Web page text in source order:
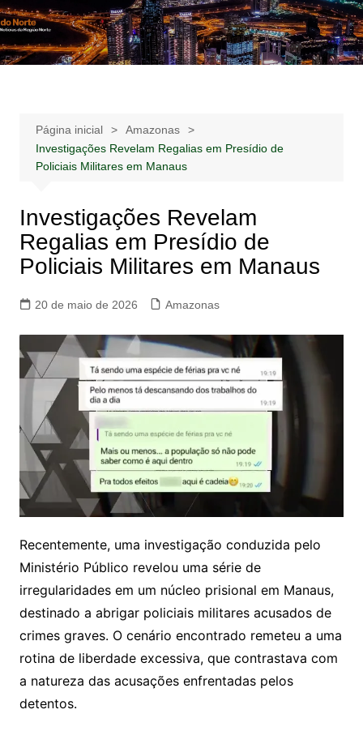
Ir
para
o
Notícias –
Publicidades –
Notícias – Publicidades – Anúncios
Página inicial
Amazonas
Investigações Revelam Regalias em Presídio de
Policiais Militares em Manaus
Investigações Revelam
Regalias em Presídio de
Policiais Militares em Manaus
20 de maio de 2026 Amazonas
Recentemente, uma investigação conduzida pelo
Ministério Público revelou uma série de
irregularidades em um núcleo prisional em Manaus,
destinado a abrigar policiais militares acusados de
crimes graves. O cenário encontrado remeteu a uma
rotina de liberdade excessiva, que contrastava com
a natureza das acusações enfrentadas pelos
detentos.